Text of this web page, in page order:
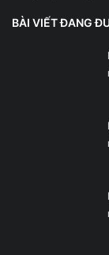
BÀI VIẾT ĐANG